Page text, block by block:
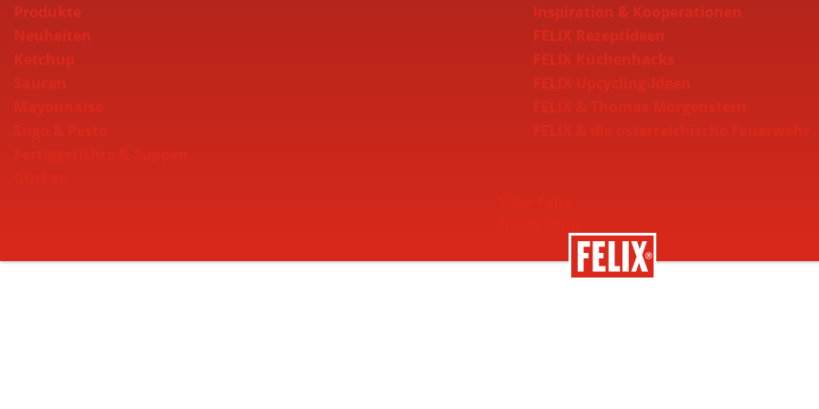
Produkte
Neuheiten
Ketchup
Saucen
Inspiration & Kooperationen
FELIX Rezeptideen
FELIX Küchenhacks
FELIX Upcycling-Ideen
Nachhaltigkeit